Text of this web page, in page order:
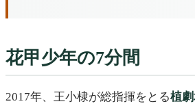
花甲少年の7分間
2017年、王小棣が総指揮をとる植